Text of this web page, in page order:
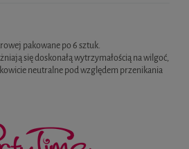
pakowane po 6 sztuk.
się doskonałą wytrzymałością na wilgoć,
neutralne pod względem przenikania